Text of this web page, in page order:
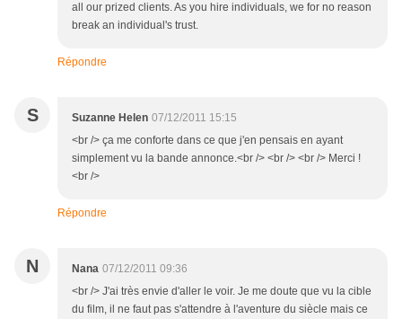
all our prized clients. As you hire individuals, we for no reason
break an individual's trust.
Répondre
S Suzanne Helen 07/12/2011 15:15
<br /> ça me conforte dans ce que j'en pensais en ayant
simplement vu la bande annonce.<br /> <br /> <br /> Merci !
<br />
Répondre
N Nana 07/12/2011 09:36
<br /> J'ai très envie d'aller le voir. Je me doute que vu la cible
du film, il ne faut pas s'attendre à l'aventure du siècle mais ce